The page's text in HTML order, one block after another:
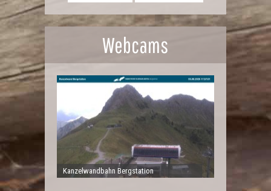
Webcams
Kanzelwandbahn Bergstation